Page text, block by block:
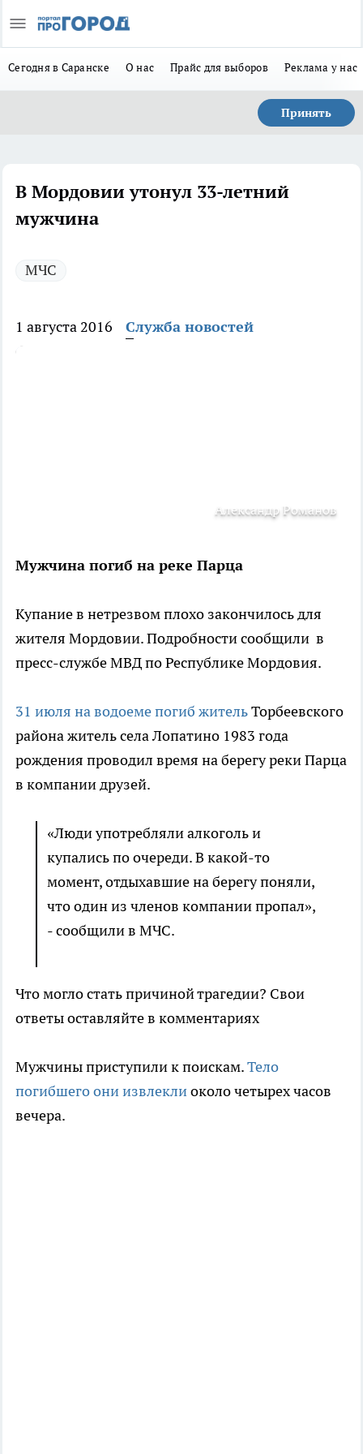
Сегодня в Саранске О нас Прайс для выборов Реклама у нас
Принять
В Мордовии утонул 33-летний
мужчина
МЧС
1 августа 2016 Служба новостей
Александр Романов
Мужчина погиб на реке Парца
Купание в нетрезвом плохо закончилось для
жителя Мордовии. Подробности сообщили в
пресс-службе МВД по Республике Мордовия.
31 июля на водоеме погиб жительТорбеевского
района житель села Лопатино 1983 года
рождения проводил время на берегу реки Парца
в компании друзей.
«Люди употребляли алкоголь и
купались по очереди. В какой-то
момент, отдыхавшие на берегу поняли,
что один из членов компании пропал»,
- сообщили в МЧС.
Что могло стать причиной трагедии? Свои
ответы оставляйте в комментариях
Мужчины приступили к поискам.Тело
погибшего они извлеклиоколо четырех часов
вечера.